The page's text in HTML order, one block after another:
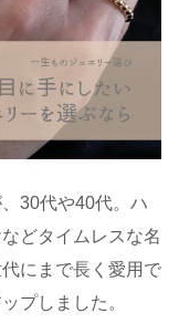
30代や40代。ハ
どタイムレスな名
にまで長く愛用で
プしました。